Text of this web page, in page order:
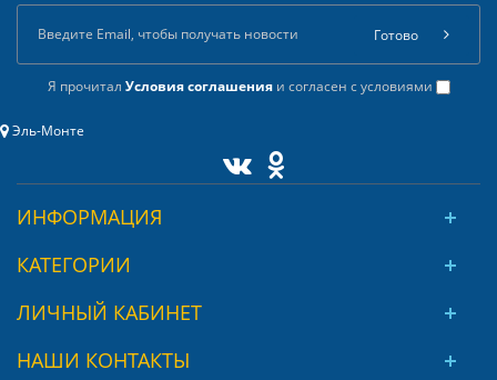
Я прочитал Условия соглашенияи согласен с условиями
Готово
Эль-Монте
ИНФОРМАЦИЯ
КАТЕГОРИИ
ЛИЧНЫЙ КАБИНЕТ
НАШИ КОНТАКТЫ